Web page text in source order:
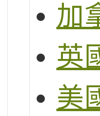
加
英
美